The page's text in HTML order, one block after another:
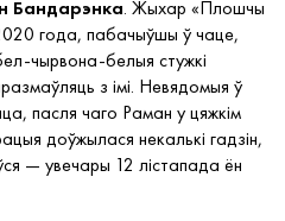
Бандарэнка. Жыхар «Плошчы
года, пабачыўшы ў чаце,
чырвона-белыя стужкі
з імі. Невядомыя ў
пасля чаго Раман у цяжкім
доўжылася некалькі гадзін,
— увечары 12 лістапада ён